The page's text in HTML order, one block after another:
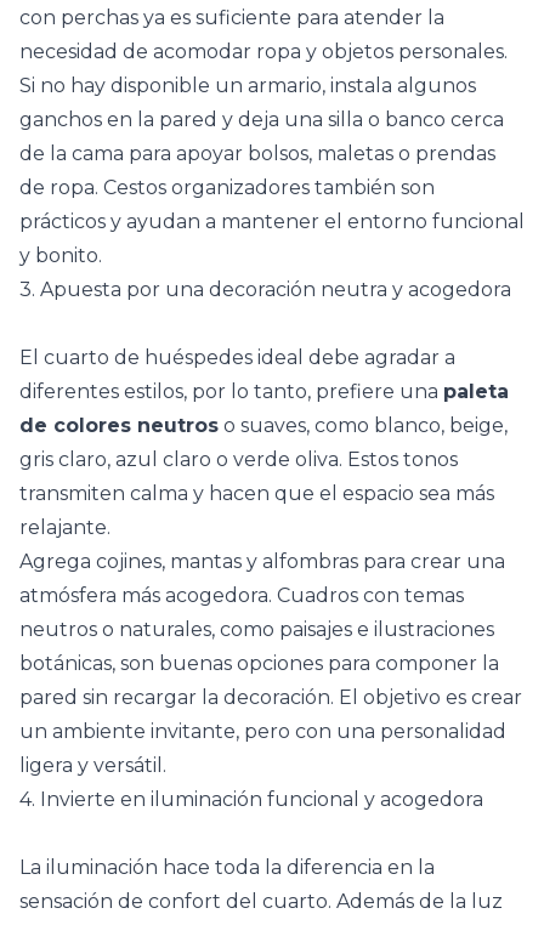
con perchas ya es suficiente para atender la
necesidad de acomodar ropa y objetos personales.
Si no hay disponible un armario, instala algunos
ganchos en la pared y deja una silla o banco cerca
de la cama para apoyar bolsos, maletas o prendas
de ropa. Cestos organizadores también son
prácticos y ayudan a mantener el entorno funcional
y bonito.
3. Apuesta por una decoración neutra y acogedora
El cuarto de huéspedes ideal debe agradar a
diferentes estilos, por lo tanto, prefiere una paleta
de colores neutros o suaves, como blanco, beige,
gris claro, azul claro o verde oliva. Estos tonos
transmiten calma y hacen que el espacio sea más
relajante.
Agrega cojines, mantas y alfombras para crear una
atmósfera más acogedora. Cuadros con temas
neutros o naturales, como paisajes e ilustraciones
botánicas, son buenas opciones para componer la
pared sin recargar la decoración. El objetivo es crear
un ambiente invitante, pero con una personalidad
ligera y versátil.
4. Invierte en iluminación funcional y acogedora
La iluminación hace toda la diferencia en la
sensación de confort del cuarto. Además de la luz